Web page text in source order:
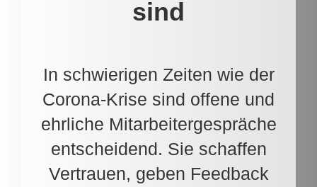
sind
In schwierigen Zeiten wie der
Corona-Krise sind offene und
ehrliche Mitarbeitergespräche
entscheidend. Sie schaffen
Vertrauen, geben Feedback